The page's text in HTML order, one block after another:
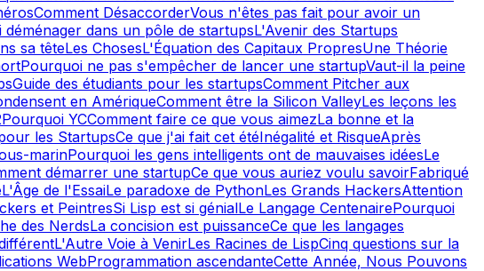
Comment DésaccorderVous n'êtes pas fait pour avoir un
déménager dans un pôle de startupsL'Avenir des Startups
sa têteLes ChosesL'Équation des Capitaux PropresUne Théorie
Pourquoi ne pas s'empêcher de lancer une startupVaut-il la peine
Guide des étudiants pour les startupsComment Pitcher aux
en AmériqueComment être la Silicon ValleyLes leçons les
Pourquoi YCComment faire ce que vous aimezLa bonne et la
les StartupsCe que j'ai fait cet étéInégalité et RisqueAprès
marinPourquoi les gens intelligents ont de mauvaises idéesLe
démarrer une startupCe que vous auriez voulu savoirFabriqué
L'Âge de l'EssaiLe paradoxe de PythonLes Grands HackersAttention
et PeintresSi Lisp est si génialLe Langage CentenairePourquoi
des NerdsLa concision est puissanceCe que les langages
L'Autre Voie à VenirLes Racines de LispCinq questions sur la
WebProgrammation ascendanteCette Année, Nous Pouvons